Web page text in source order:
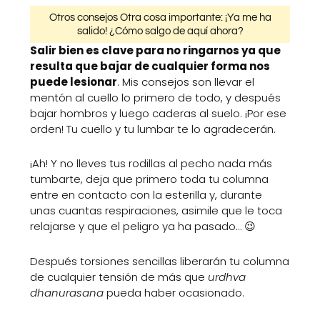
Otros consejos Otra cosa importante: ¡Ya me ha
salido! ¿Cómo salgo de aquí ahora?
Salir bien es clave para no ringarnos ya que
resulta que bajar de cualquier forma nos
puede lesionar. Mis consejos son llevar el
mentón al cuello lo primero de todo, y después
bajar hombros y luego caderas al suelo. ¡Por ese
orden! Tu cuello y tu lumbar te lo agradecerán.
¡Ah! Y no lleves tus rodillas al pecho nada más
tumbarte, deja que primero toda tu columna
entre en contacto con la esterilla y, durante
unas cuantas respiraciones, asimile que le toca
relajarse y que el peligro ya ha pasado… 😉
Después torsiones sencillas liberarán tu columna
de cualquier tensión de más que urdhva
dhanurasanapueda haber ocasionado.